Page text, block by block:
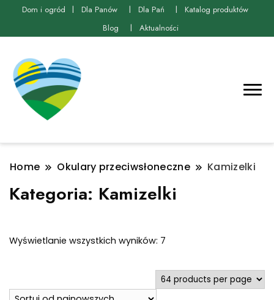
Dom i ogród Dla Panów Dla Pań
Katalog produktów
Blog
Aktualności
Home Okulary przeciwsłoneczne Kamizelki
Kategoria: Kamizelki
Wyświetlanie wszystkich wyników: 7
najnowszych